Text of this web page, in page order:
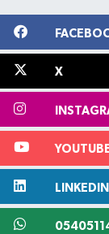
X
LINKEDIN